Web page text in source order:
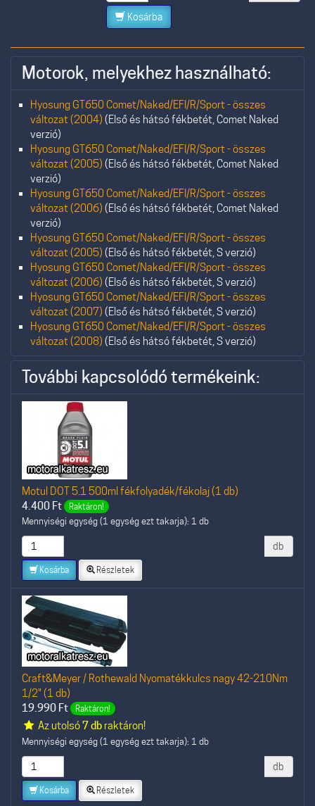
Kosárba
Motorok, melyekhez használható:
Hyosung GT650 Comet/Naked/EFI/R/Sport - összes
változat (2004) (Első és hátsó fékbetét, Comet Naked
verzió)
Hyosung GT650 Comet/Naked/EFI/R/Sport - összes
változat (2005) (Első és hátsó fékbetét, Comet Naked
verzió)
Hyosung GT650 Comet/Naked/EFI/R/Sport - összes
változat (2006) (Első és hátsó fékbetét, Comet Naked
verzió)
Hyosung GT650 Comet/Naked/EFI/R/Sport - összes
változat (2005) (Első és hátsó fékbetét, S verzió)
Hyosung GT650 Comet/Naked/EFI/R/Sport - összes
változat (2006) (Első és hátsó fékbetét, S verzió)
Hyosung GT650 Comet/Naked/EFI/R/Sport - összes
változat (2007) (Első és hátsó fékbetét, S verzió)
Hyosung GT650 Comet/Naked/EFI/R/Sport - összes
változat (2008) (Első és hátsó fékbetét, S verzió)
További kapcsolódó termékeink:
Motul DOT 5.1 500ml fékfolyadék/fékolaj (1 db)
4.400 Ft Raktáron!
Mennyiségi egység (1 egység ezt takarja): 1 db
db
Kosárba Részletek
Craft&Meyer / Rothewald Nyomatékkulcs nagy 42-210Nm
1/2" (1 db)
19.990 Ft Raktáron!
Az utolsó7 dbraktáron!
Mennyiségi egység (1 egység ezt takarja): 1 db
db
Kosárba Részletek